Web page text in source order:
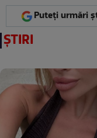
Puteți urmări
ȘTIRI